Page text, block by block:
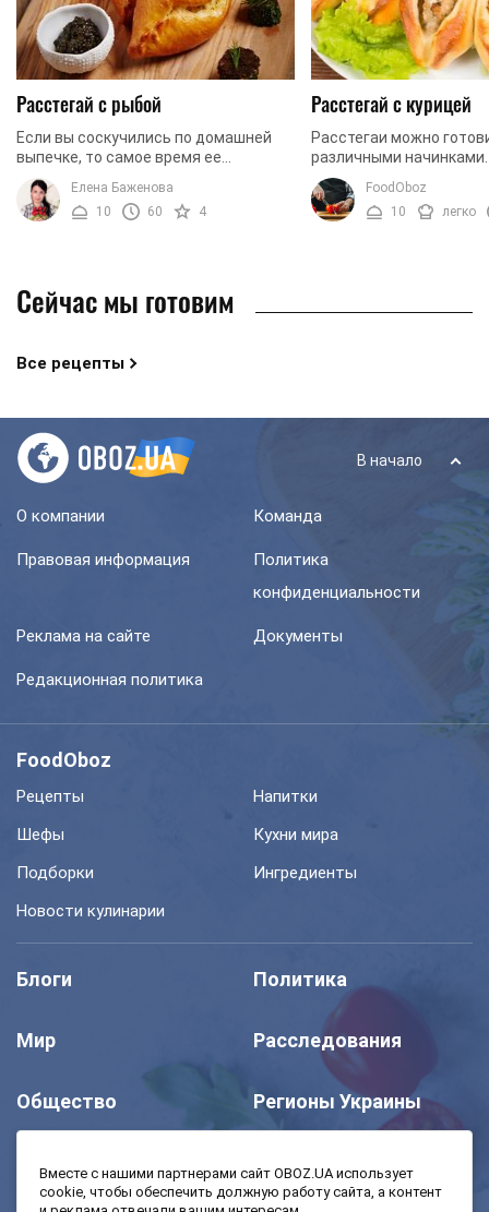
Расстегай с рыбой
Если вы соскучились по домашней
выпечке, то самое время ее
приготовить. Предлагаем вам
приготовить расстегаи с рыбой,
которые точно не оставят вас ...
Елена Баженова
10
60 4
Расстегай с курицей
Расстегаи можно
различными
данном рецепте, речь
расстегаях с курицей.
отлично сочетается с ...
FoodOboz
10
легко
Сейчас мы готовим
Все рецепты
В начало
О компании Команда
Правовая информация
Политика
конфиденциальности
Реклама на сайте Документы
Редакционная политика
FoodOboz
Рецепты
Напитки
Шефы
Кухни мира
Подборки
Ингредиенты
Новости кулинарии
Блоги Политика
Мир Расследования
Общество Регионы Украины
Вместе с нашими партнерами сайт OBOZ.UA использует
cookie, чтобы обеспечить должную работу сайта, а контент